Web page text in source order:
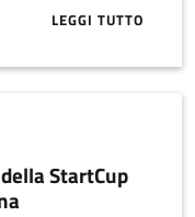
LEGGI TUTTO
ABOUT
StartCup